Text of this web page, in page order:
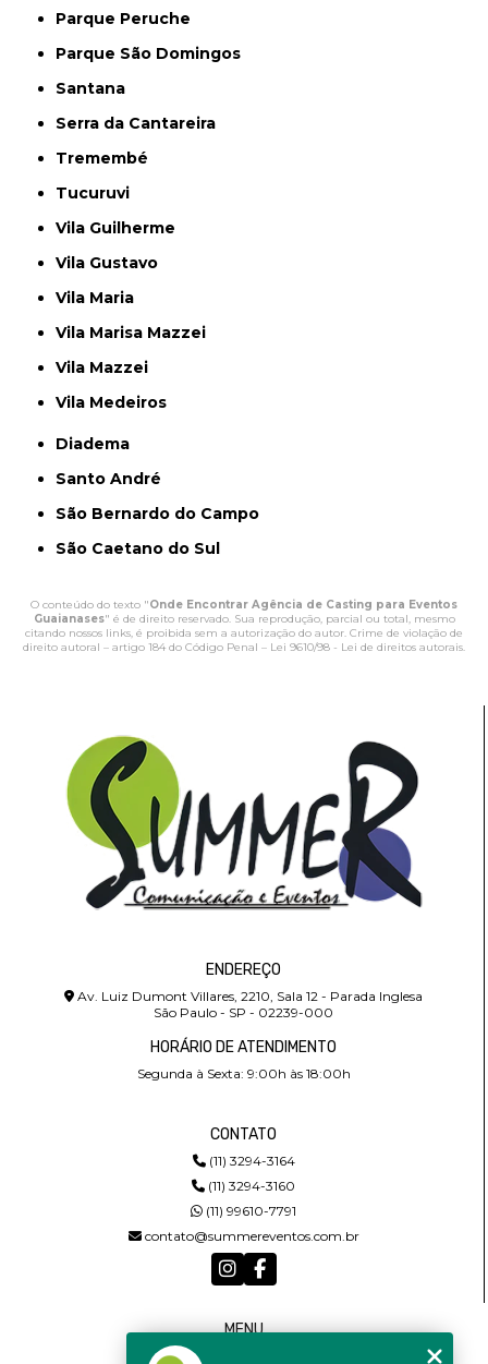
Parque Peruche
Parque São Domingos
Santana
Serra da Cantareira
Tremembé
Tucuruvi
Vila Guilherme
Vila Gustavo
Vila Maria
Vila Marisa Mazzei
Vila Mazzei
Vila Medeiros
Diadema
Santo André
São Bernardo do Campo
São Caetano do Sul
O conteúdo do texto "Onde Encontrar Agência de Casting para Eventos
Guaianases" é de direito reservado. Sua reprodução, parcial ou total, mesmo
citando nossos links, é proibida sem a autorização do autor. Crime de violação de
direito autoral – artigo 184 do Código Penal – Lei 9610/98 - Lei de direitos autorais.
ENDEREÇO
Av. Luiz Dumont Villares, 2210, Sala 12 - Parada Inglesa
São Paulo - SP - 02239-000
HORÁRIO DE ATENDIMENTO
Segunda à Sexta: 9:00h às 18:00h
CONTATO
(11) 3294-3164
(11) 3294-3160
(11) 99610-7791
contato@summereventos.com.br
MENU